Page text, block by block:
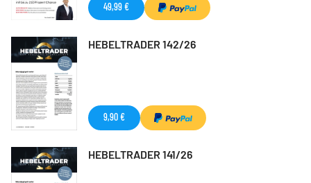
49,99 €
HEBELTRADER 142/26
9,90 €
HEBELTRADER 141/26